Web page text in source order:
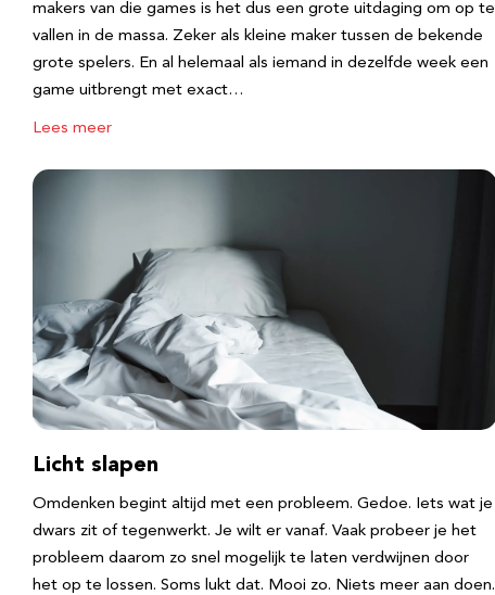
makers van die games is het dus een grote uitdaging om op te
vallen in de massa. Zeker als kleine maker tussen de bekende
grote spelers. En al helemaal als iemand in dezelfde week een
game uitbrengt met exact…
Lees meer
Licht slapen
Omdenken begint altijd met een probleem. Gedoe. Iets wat je
dwars zit of tegenwerkt. Je wilt er vanaf. Vaak probeer je het
probleem daarom zo snel mogelijk te laten verdwijnen door
het op te lossen. Soms lukt dat. Mooi zo. Niets meer aan doen.